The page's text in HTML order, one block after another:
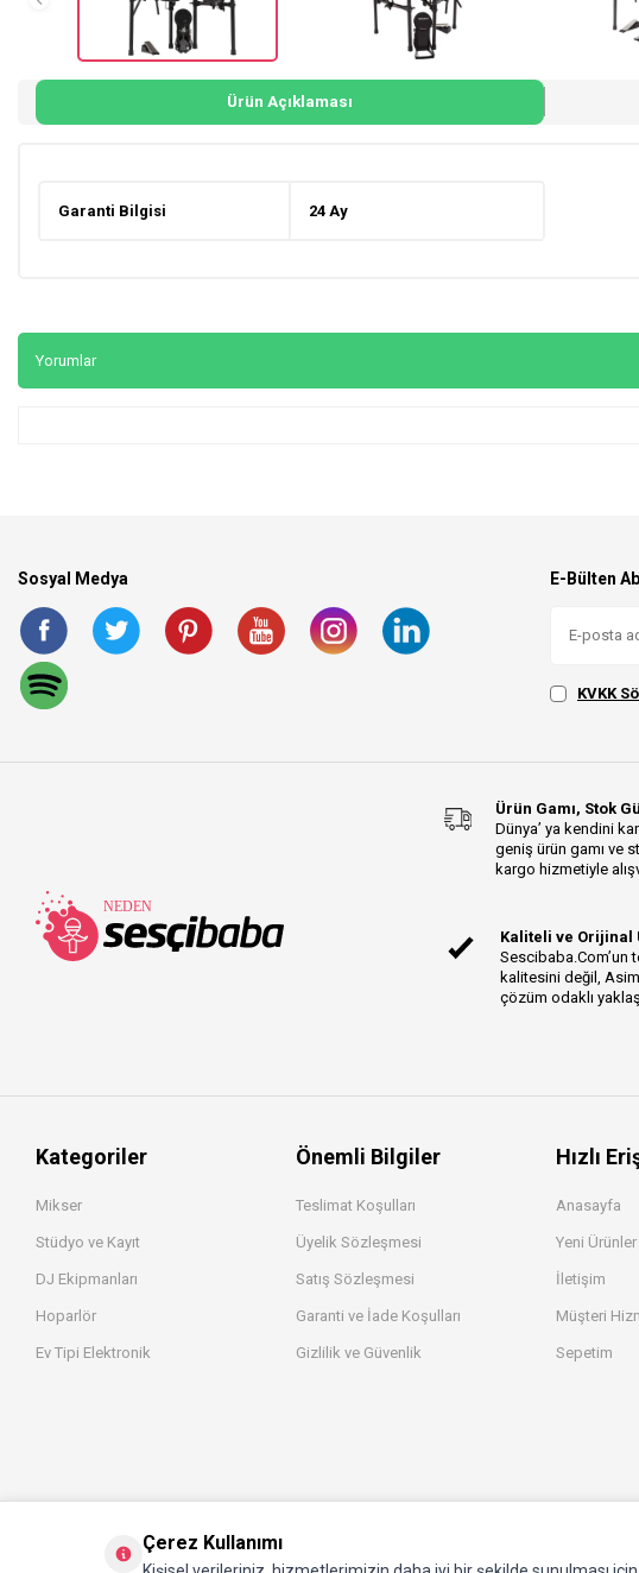
Ürün Açıklaması
Garanti Bilgisi 24 Ay
Yorumlar
Sosyal Medya E-Bülten
KVKK
Ürün Gamı, Stok
Dünya’ ya kendini
geniş ürün gamı ve
kargo hizmetiyle
Kaliteli ve Orijinal
Sescibaba.Com’un
kalitesini değil,
çözüm odaklı
Kategoriler
Mikser
Stüdyo ve Kayıt
DJ Ekipmanları
Hoparlör
Ev Tipi Elektronik
Önemli Bilgiler
Teslimat Koşulları
Üyelik Sözleşmesi
Satış Sözleşmesi
Garanti ve İade Koşulları
Gizlilik ve Güvenlik
Hızlı
Anasayfa
Yeni Ürünler
İletişim
Müşteri
Sepetim
Çerez Kullanımı